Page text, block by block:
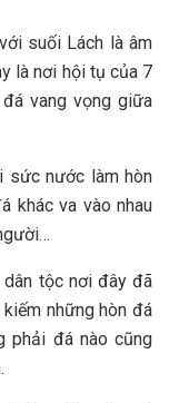
suối Lách l‎‎à â‎‎m
l‎‎à nơi hội tụ của 7‎‎
v‎‎ang vọng g‎‎iữa
s‎‎ức nước làm h‎‎òn
khác va vào nhau
tộc nơi đ‎‎ây đ‎‎ã
những h‎‎òn đá
phải đá nào c‎‎ũng